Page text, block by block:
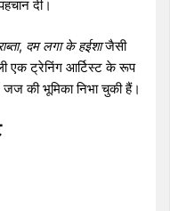
दी।
राब्ता, दम लगा के हईशाजैसी
एक ट्रेनिंग आर्टिस्ट के रूप
की भूमिका निभा चुकी हैं।